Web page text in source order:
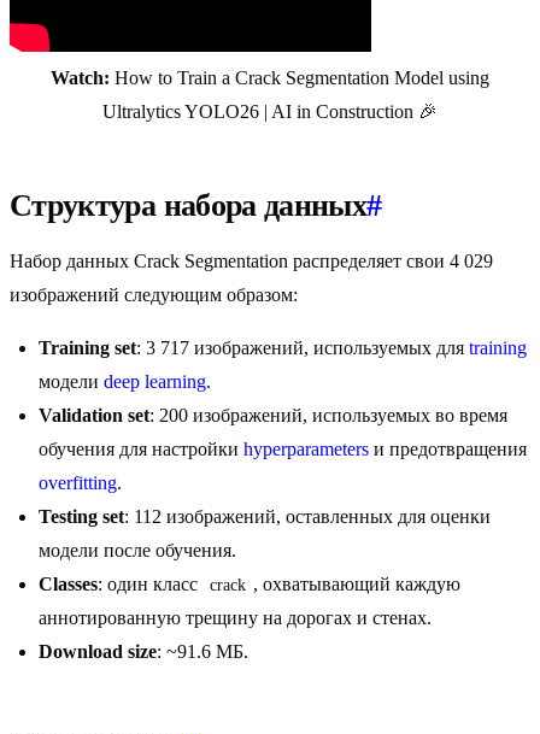
Watch: How to Train a Crack Segmentation Model using
Ultralytics YOLO26 | AI in Construction 🎉
Структура набора данных#
Набор данных Crack Segmentation распределяет свои 4 029
изображений следующим образом:
Training set: 3 717 изображений, используемых для training
модели deep learning.
Validation set: 200 изображений, используемых во время
обучения для настройки hyperparameters и предотвращения
overfitting.
Testing set: 112 изображений, оставленных для оценки
модели после обучения.
Classes: один класс crack , охватывающий каждую
аннотированную трещину на дорогах и стенах.
Download size: ~91.6 МБ.